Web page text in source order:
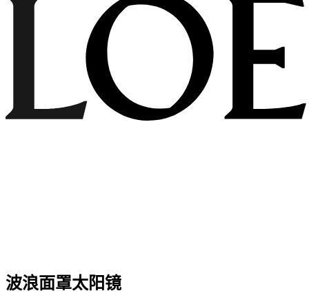
波浪面罩太阳镜